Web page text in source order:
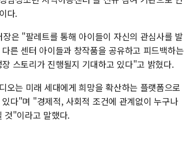
다.
은 "팔레트를 통해 아이들이 자신의 관심사를 발
른 센터 아이들과 창작품을 공유하고 피드백하는
스토리가 진행될지 기대하고 있다"고 밝혔다.
오는 미래 세대에게 희망을 확산하는 플랫폼으로
다"며 "경제적, 사회적 조건에 관계없이 누구나
것"이라고 말했다.